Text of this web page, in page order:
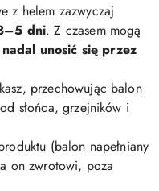
z helem zazwyczaj
dni. Z czasem mogą
unosić się przez
przechowując balon
słońca, grzejników i
(balon napełniany
on zwrotowi, poza